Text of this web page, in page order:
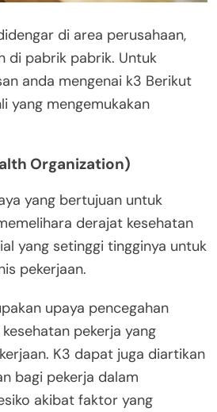
di area perusahaan,
di pabrik pabrik. Untuk
anda mengenai k3 Berikut
yang mengemukakan
Organization)
yang bertujuan untuk
derajat kesehatan
yang setinggi tingginya untuk
pekerjaan.
upaya pencegahan
pekerja yang
K3 dapat juga diartikan
bagi pekerja dalam
akibat faktor yang